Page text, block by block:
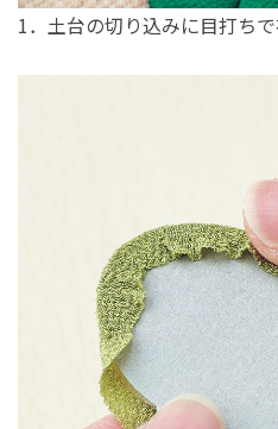
1．土台の切り込みに目打ち